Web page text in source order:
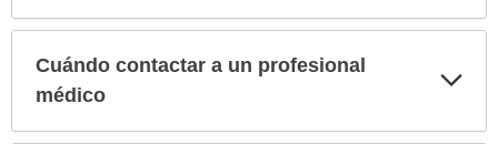
Cuándo contactar a un profesional
médico